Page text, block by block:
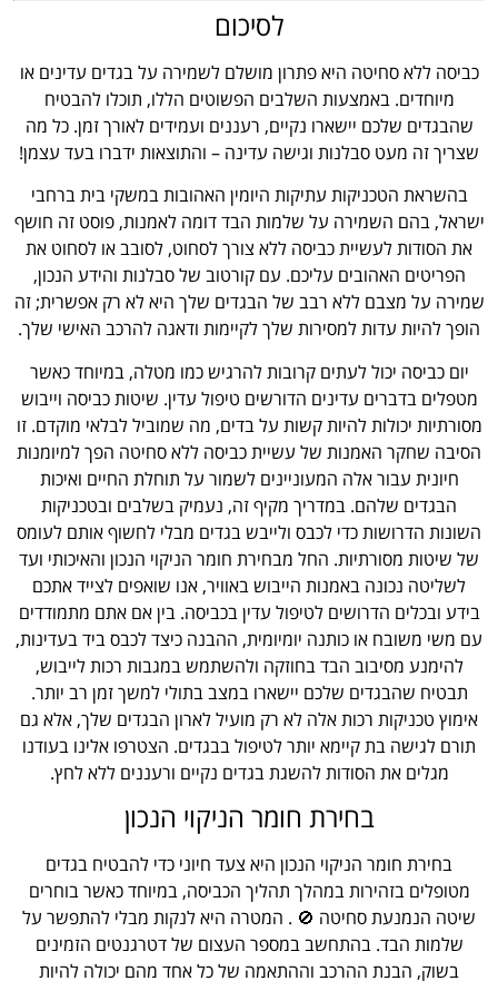
לסיכום
כביסה ללא סחיטה היא פתרון מושלם לשמירה על בגדים עדינים או
מיוחדים. באמצעות השלבים הפשוטים הללו, תוכלו להבטיח
שהבגדים שלכם יישארו נקיים, רעננים ועמידים לאורך זמן. כל מה
שצריך זה מעט סבלנות וגישה עדינה – והתוצאות ידברו בעד עצמן!
בהשראת הטכניקות עתיקות היומין האהובות במשקי בית ברחבי
ישראל, בהם השמירה על שלמות הבד דומה לאמנות, פוסט זה חושף
את הסודות לעשיית כביסה ללא צורך לסחוט, לסובב או לסחוט את
הפריטים האהובים עליכם. עם קורטוב של סבלנות והידע הנכון,
שמירה על מצבם ללא רבב של הבגדים שלך היא לא רק אפשרית; זה
הופך להיות עדות למסירות שלך לקיימות ודאגה להרכב האישי שלך.
יום כביסה יכול לעתים קרובות להרגיש כמו מטלה, במיוחד כאשר
מטפלים בדברים עדינים הדורשים טיפול עדין. שיטות כביסה וייבוש
מסורתיות יכולות להיות קשות על בדים, מה שמוביל לבלאי מוקדם. זו
הסיבה שחקר האמנות של עשיית כביסה ללא סחיטה הפך למיומנות
חיונית עבור אלה המעוניינים לשמור על תוחלת החיים ואיכות
הבגדים שלהם. במדריך מקיף זה, נעמיק בשלבים ובטכניקות
השונות הדרושות כדי לכבס ולייבש בגדים מבלי לחשוף אותם לעומס
של שיטות מסורתיות. החל מבחירת חומר הניקוי הנכון והאיכותי ועד
לשליטה נכונה באמנות הייבוש באוויר, אנו שואפים לצייד אתכם
בידע ובכלים הדרושים לטיפול עדין בכביסה. בין אם אתם מתמודדים
עם משי משובח או כותנה יומיומית, ההבנה כיצד לכבס ביד בעדינות,
להימנע מסיבוב הבד בחוזקה ולהשתמש במגבות רכות לייבוש,
תבטיח שהבגדים שלכם יישארו במצב בתולי למשך זמן רב יותר.
אימוץ טכניקות רכות אלה לא רק מועיל לארון הבגדים שלך, אלא גם
תורם לגישה בת קיימא יותר לטיפול בבגדים. הצטרפו אלינו בעודנו
מגלים את הסודות להשגת בגדים נקיים ורעננים ללא לחץ.
בחירת חומר הניקוי הנכון
בחירת חומר הניקוי הנכון היא צעד חיוני כדי להבטיח בגדים
מטופלים בזהירות במהלך תהליך הכביסה, במיוחד כאשר בוחרים
שיטה הנמנעת סחיטה 🚫 . המטרה היא לנקות מבלי להתפשר על
שלמות הבד. בהתחשב במספר העצום של דטרגנטים הזמינים
בשוק, הבנת ההרכב וההתאמה של כל אחד מהם יכולה להיות